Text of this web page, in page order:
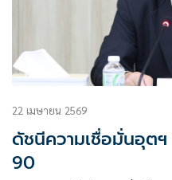
22 เมษายน 2569
ดัชนีความเชื่อมั่นอุต
90